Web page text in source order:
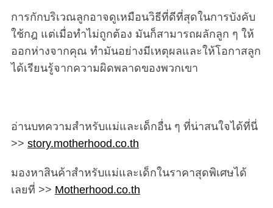
การกักบริเวณลูกอาจดูเหมือนวิธีที่ดีที่สุดในการบังคับ
ใช้กฎ แต่เมื่อทำไม่ถูกต้อง มันก็สามารถผลักลูก ๆ ให้
ออกห่างจากคุณ ทำมันอย่างมีเหตุผลและให้โอกาสลูก
ได้เรียนรู้จากความผิดพลาดของพวกเขา
อ่านบทความสำหรับแม่และเด็กอื่น ๆ ที่น่าสนใจได้ที่นี่
>> story.motherhood.co.th
มองหาสินค้าสำหรับแม่และเด็กในราคาสุดพิเศษได้
เลยที่ >> Motherhood.co.th